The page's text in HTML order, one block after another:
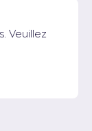
Veuillez